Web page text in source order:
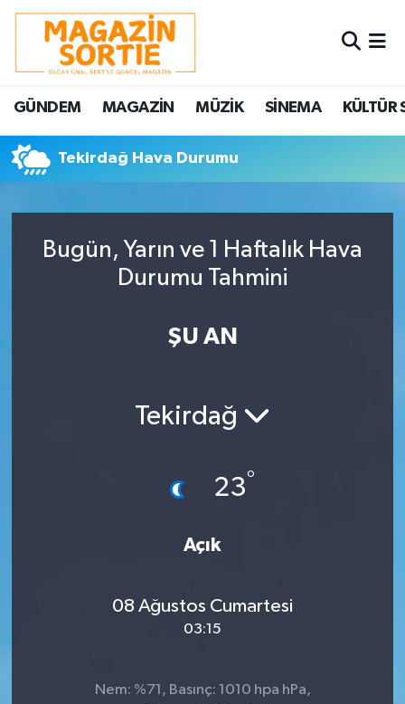
GÜNDEM MAGAZİN MÜZİK SİNEMA KÜLTÜR
Tekirdağ Hava Durumu
Bugün, Yarın ve 1 Haftalık Hava
Durumu Tahmini
ŞU AN
Tekirdağ
23°
Açık
08 Ağustos Cumartesi
03:15
Nem: %71, Basınç: 1010 hpa hPa,
Nöbetçi Eczaneler
Hava Durumu
Trafik Durumu
Tüm Manşetler